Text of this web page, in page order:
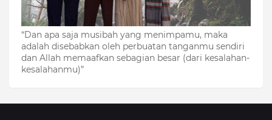
“Dan apa saja musibah yang menimpamu, maka
adalah disebabkan oleh perbuatan tanganmu sendiri
dan Allah memaafkan sebagian besar (dari kesalahan-
kesalahanmu)”